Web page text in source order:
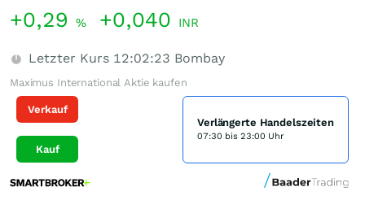
+0,29 % +0,040 INR
Letzter Kurs 12:02:23 Bombay
Maximus International Aktie kaufen
Verkauf
Kauf
Verlängerte Handelszeiten
07:30 bis 23:00 Uhr